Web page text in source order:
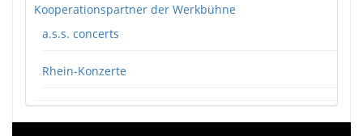
Kooperationspartner der Werkbühne
a.s.s. concerts
Rhein-Konzerte